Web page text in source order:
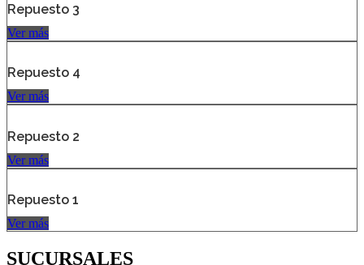
Repuesto 3
Ver más
Repuesto 4
Ver más
Repuesto 2
Ver más
Repuesto 1
Ver más
SUCURSALES